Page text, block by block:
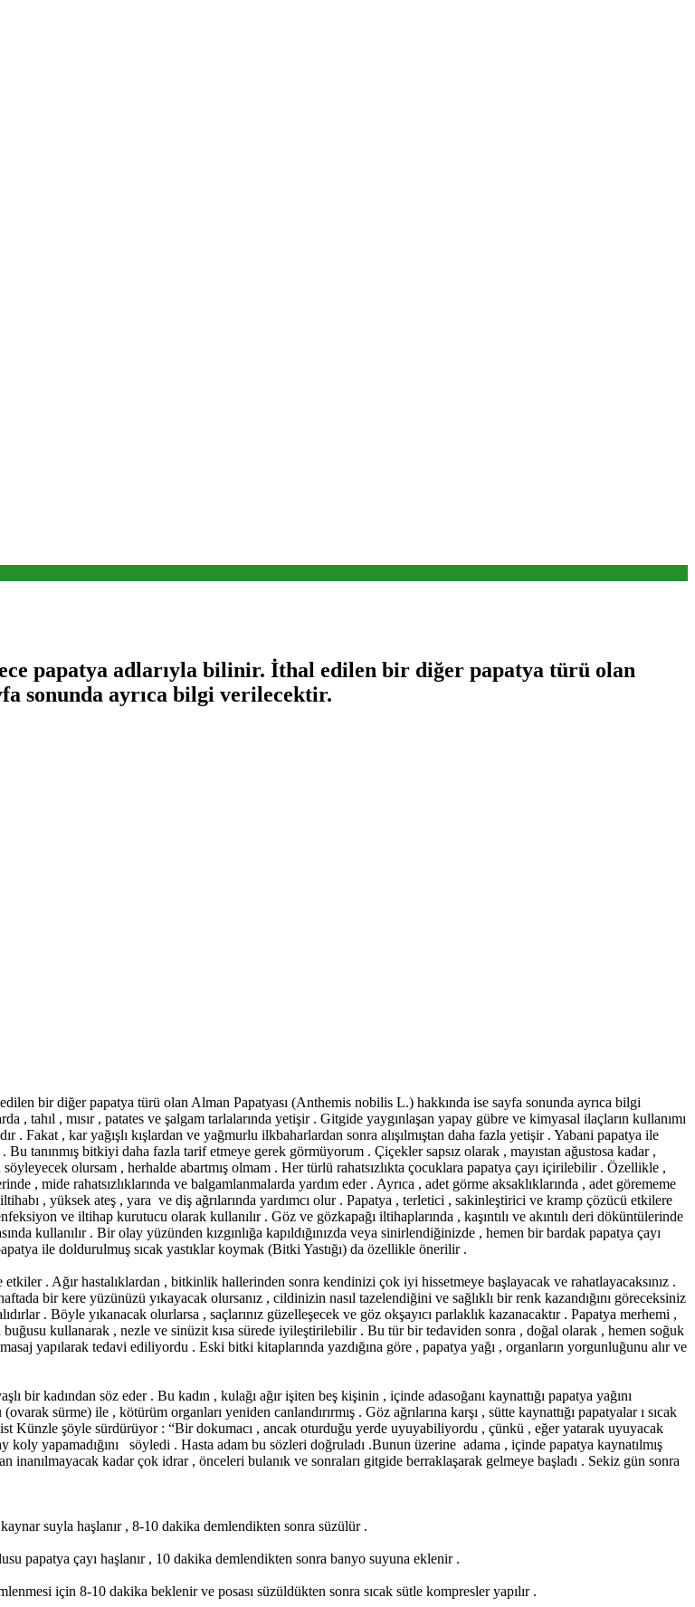
papatya adlarıyla bilinir. İthal edilen bir diğer papatya türü olan
sonunda ayrıca bilgi verilecektir.
bir diğer papatya türü olan Alman Papatyası (Anthemis nobilis L.) hakkında ise sayfa sonunda ayrıca bilgi
, tahıl , mısır , patates ve şalgam tarlalarında yetişir . Gitgide yaygınlaşan yapay gübre ve kimyasal ilaçların kullanımı
. Fakat , kar yağışlı kışlardan ve yağmurlu ilkbaharlardan sonra alışılmıştan daha fazla yetişir . Yabani papatya ile
tanınmış bitkiyi daha fazla tarif etmeye gerek görmüyorum . Çiçekler sapsız olarak , mayıstan ağustosa kadar ,
olursam , herhalde abartmış olmam . Her türlü rahatsızlıkta çocuklara papatya çayı içirilebilir . Özellikle ,
, mide rahatsızlıklarında ve balgamlanmalarda yardım eder . Ayrıca , adet görme aksaklıklarında , adet görememe
, yüksek ateş , yara ve diş ağrılarında yardımcı olur . Papatya , terletici , sakinleştirici ve kramp çözücü etkilere
ve iltihap kurutucu olarak kullanılır . Göz ve gözkapağı iltihaplarında , kaşıntılı ve akıntılı deri döküntülerinde
kullanılır . Bir olay yüzünden kızgınlığa kapıldığınızda veya sinirlendiğinizde , hemen bir bardak papatya çayı
ile doldurulmuş sıcak yastıklar koymak (Bitki Yastığı) da özellikle önerilir .
. Ağır hastalıklardan , bitkinlik hallerinden sonra kendinizi çok iyi hissetmeye başlayacak ve rahatlayacaksınız .
bir kere yüzünüzü yıkayacak olursanız , cildinizin nasıl tazelendiğini ve sağlıklı bir renk kazandığını göreceksiniz
. Böyle yıkanacak olurlarsa , saçlarınız güzelleşecek ve göz okşayıcı parlaklık kazanacaktır . Papatya merhemi ,
buğusu kullanarak , nezle ve sinüzit kısa sürede iyileştirilebilir . Bu tür bir tedaviden sonra , doğal olarak , hemen soğuk
yapılarak tedavi ediliyordu . Eski bitki kitaplarında yazdığına göre , papatya yağı , organların yorgunluğunu alır ve
bir kadından söz eder . Bu kadın , kulağı ağır işiten beş kişinin , içinde adasoğanı kaynattığı papatya yağını
sürme) ile , kötürüm organları yeniden canlandırırmış . Göz ağrılarına karşı , sütte kaynattığı papatyalar ı sıcak
Künzle şöyle sürdürüyor : “Bir dokumacı , ancak oturduğu yerde uyuyabiliyordu , çünkü , eğer yatarak uyuyacak
koly yapamadığını söyledi . Hasta adam bu sözleri doğruladı .Bunun üzerine adama , içinde papatya kaynatılmış
inanılmayacak kadar çok idrar , önceleri bulanık ve sonraları gitgide berraklaşarak gelmeye başladı . Sekiz gün sonra
suyla haşlanır , 8-10 dakika demlendikten sonra süzülür .
papatya çayı haşlanır , 10 dakika demlendikten sonra banyo suyuna eklenir .
için 8-10 dakika beklenir ve posası süzüldükten sonra sıcak sütle kompresler yapılır .